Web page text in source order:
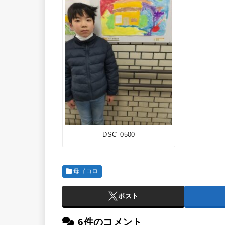
DSC_0500
母ゴコロ
ポスト
6件のコメント